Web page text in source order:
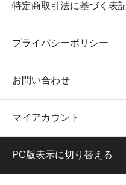
特定商取引法に基づく表
プライバシーポリシー
お問い合わせ
マイアカウント
PC版表示に切り替える